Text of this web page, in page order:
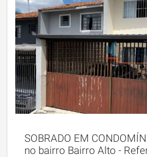
SOBRADO EM
no bairro Bairro Alto -